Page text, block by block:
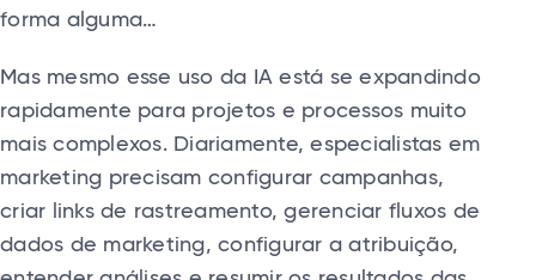
forma alguma…
Mas mesmo esse uso da IA ​​está se expandindo
rapidamente para projetos e processos muito
mais complexos. Diariamente, especialistas em
marketing precisam configurar campanhas,
criar links de rastreamento, gerenciar fluxos de
dados de marketing, configurar a atribuição,